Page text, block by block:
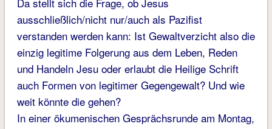
ausschließlich/nicht nur/auch als Pazifist
verstanden werden kann: Ist Gewaltverzicht also die
einzig legitime Folgerung aus dem Leben, Reden
und Handeln Jesu oder erlaubt die Heilige Schrift
auch Formen von legitimer Gegengewalt? Und wie
weit könnte die gehen?
In einer ökumenischen Gesprächsrunde am Montag,